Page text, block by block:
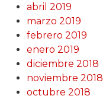
abril 2019
marzo 2019
febrero 2019
enero 2019
diciembre 2018
noviembre 2018
octubre 2018